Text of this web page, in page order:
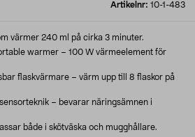
Artikelnr: 10-1-483
värmer 240 ml på cirka 3 minuter.
warmer – 100 W värmeelement för
flaskvärmare – värm upp till 8 flaskor på
– bevarar näringsämnen i
både i skötväska och mugghållare.